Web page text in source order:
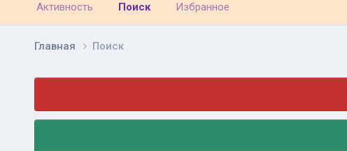
Активность Поиск Избранное
Главная Поиск